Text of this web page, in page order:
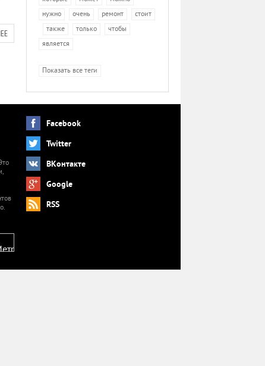
нужно очень ремонт стоит
также только чтобы
является
Показать все теги
Facebook
Twitter
ВКонтакте
Google
RSS